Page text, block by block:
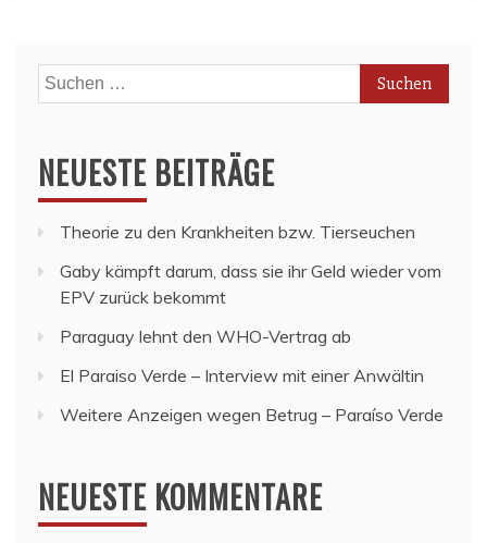
Suchen
nach:
NEUESTE BEITRÄGE
Theorie zu den Krankheiten bzw. Tierseuchen
Gaby kämpft darum, dass sie ihr Geld wieder vom
EPV zurück bekommt
Paraguay lehnt den WHO-Vertrag ab
El Paraiso Verde – Interview mit einer Anwältin
Weitere Anzeigen wegen Betrug – Paraíso Verde
NEUESTE KOMMENTARE